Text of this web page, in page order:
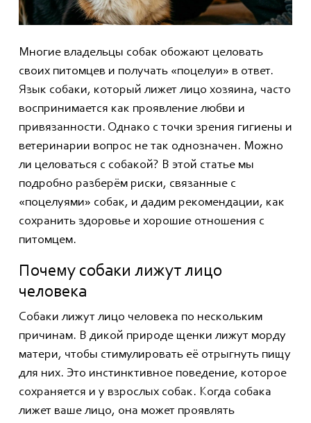
Многие владельцы собак обожают целовать
своих питомцев и получать «поцелуи» в ответ.
Язык собаки, который лижет лицо хозяина, часто
воспринимается как проявление любви и
привязанности. Однако с точки зрения гигиены и
ветеринарии вопрос не так однозначен. Можно
ли целоваться с собакой? В этой статье мы
подробно разберём риски, связанные с
«поцелуями» собак, и дадим рекомендации, как
сохранить здоровье и хорошие отношения с
питомцем.
Почему собаки лижут лицо
человека
Собаки лижут лицо человека по нескольким
причинам. В дикой природе щенки лижут морду
матери, чтобы стимулировать её отрыгнуть пищу
для них. Это инстинктивное поведение, которое
сохраняется и у взрослых собак. Когда собака
лижет ваше лицо, она может проявлять